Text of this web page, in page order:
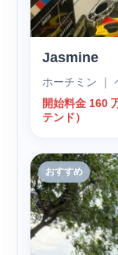
Jasmine
ホーチミン ｜
開始料金 160
テンド）
おすすめ